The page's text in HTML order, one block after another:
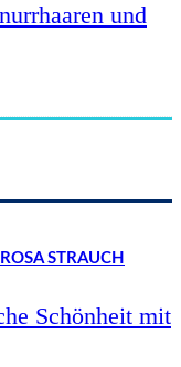
und
Schönheit mit